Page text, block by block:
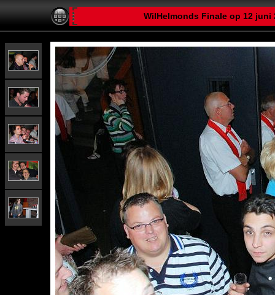
WilHelmonds Finale op 12